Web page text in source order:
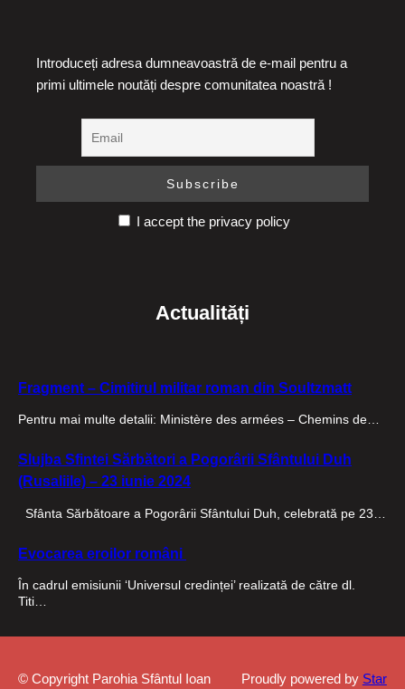
Introduceți adresa dumneavoastră de e-mail pentru a
primi ultimele noutăți despre comunitatea noastră !
I accept the privacy policy
Actualități
Fragment – Cimitirul militar roman din Soultzmatt
Pentru mai multe detalii: Ministère des armées – Chemins de…
Slujba Sfintei Sărbători a Pogorârii Sfântului Duh
(Rusaliile) – 23 iunie 2024
Sfânta Sărbătoare a Pogorârii Sfântului Duh, celebrată pe 23…
Evocarea eroilor români
În cadrul emisiunii ‘Universul credinței’ realizată de către dl.
Titi…
© Copyright Parohia Sfântul Ioan Proudly powered by Star